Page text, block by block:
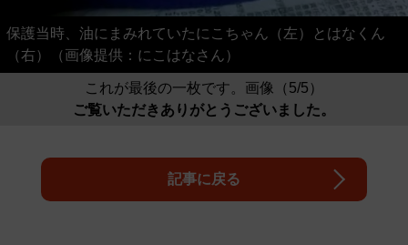
保護当時、油にまみれていたにこちゃん（左）とはなくん
（右）（画像提供：にこはなさん）
これが最後の一枚です。画像（5/5）
ご覧いただきありがとうございました。
記事に戻る